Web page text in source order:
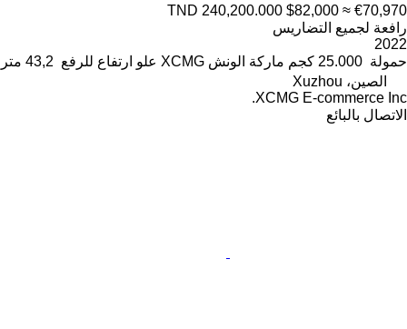
TND 240,200.000 $82,000 ≈ €70,970
رافعة لجميع التضاريس
2022
حمولة 25.000 كجم ماركة الونش XCMG علو ارتفاع للرفع 43,2 متر
الصين، Xuzhou
XCMG E-commerce Inc.
الاتصال بالبائع